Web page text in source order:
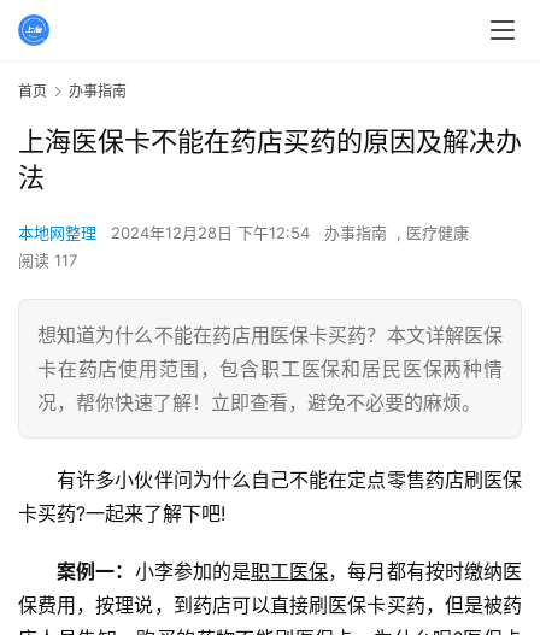
首页 办事指南
上海医保卡不能在药店买药的原因及解决办
法
本地网整理 2024年12月28日 下午12:54 办事指南 , 医疗健康
阅读 117
想知道为什么不能在药店用医保卡买药？本文详解医保
卡在药店使用范围，包含职工医保和居民医保两种情
况，帮你快速了解！立即查看，避免不必要的麻烦。
有许多小伙伴问为什么自己不能在定点零售药店刷医保
卡买药?一起来了解下吧!
案例一： 小李参加的是职工医保，每月都有按时缴纳医
保费用，按理说，到药店可以直接刷医保卡买药，但是被药